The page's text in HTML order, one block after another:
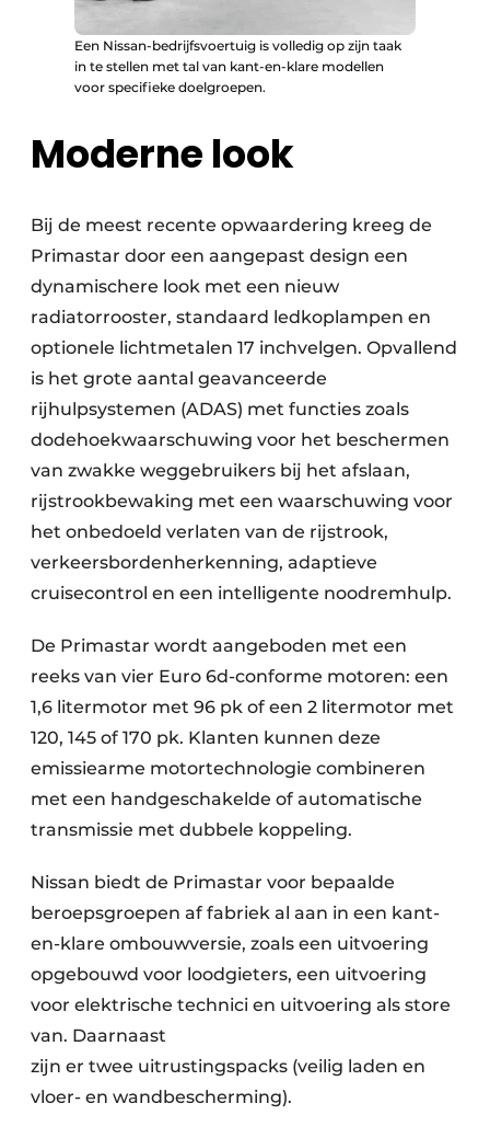
Een Nissan-bedrijfsvoertuig is volledig op zijn taak
in te stellen met tal van kant-en-klare modellen
voor specifieke doelgroepen.
Moderne look
Bij de meest recente opwaardering kreeg de
Primastar door een aangepast design een
dynamischere look met een nieuw
radiatorrooster, standaard ledkoplampen en
optionele lichtmetalen 17 inchvelgen. Opvallend
is het grote aantal geavanceerde
rijhulpsystemen (ADAS) met functies zoals
dodehoekwaarschuwing voor het beschermen
van zwakke weggebruikers bij het afslaan,
rijstrookbewaking met een waarschuwing voor
het onbedoeld verlaten van de rijstrook,
verkeersbordenherkenning, adaptieve
cruisecontrol en een intelligente noodremhulp.
De Primastar wordt aangeboden met een
reeks van vier Euro 6d-conforme motoren: een
1,6 litermotor met 96 pk of een 2 litermotor met
120, 145 of 170 pk. Klanten kunnen deze
emissiearme motortechnologie combineren
met een handgeschakelde of automatische
transmissie met dubbele koppeling.
Nissan biedt de Primastar voor bepaalde
beroepsgroepen af fabriek al aan in een kant-
en-klare ombouwversie, zoals een uitvoering
opgebouwd voor loodgieters, een uitvoering
voor elektrische technici en uitvoering als store
van. Daarnaast
zijn er twee uitrustingspacks (veilig laden en
vloer- en wandbescherming).